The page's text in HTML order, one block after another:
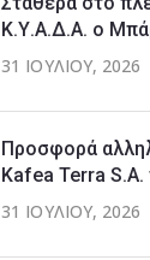
Κ.Υ.Α.Δ.Α. ο
31 ΙΟΥΛΊΟΥ, 2026
Προσφορά
Kafea Terra
31 ΙΟΥΛΊΟΥ, 2026